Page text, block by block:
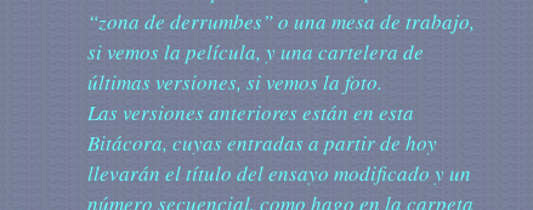
“zona de derrumbes” o una mesa de trabajo,
si vemos la película, y una cartelera de
últimas versiones, si vemos la foto.
Las versiones anteriores están en esta
Bitácora, cuyas entradas a partir de hoy
llevarán el título del ensayo modificado y un
número secuencial, como hago en la carpeta